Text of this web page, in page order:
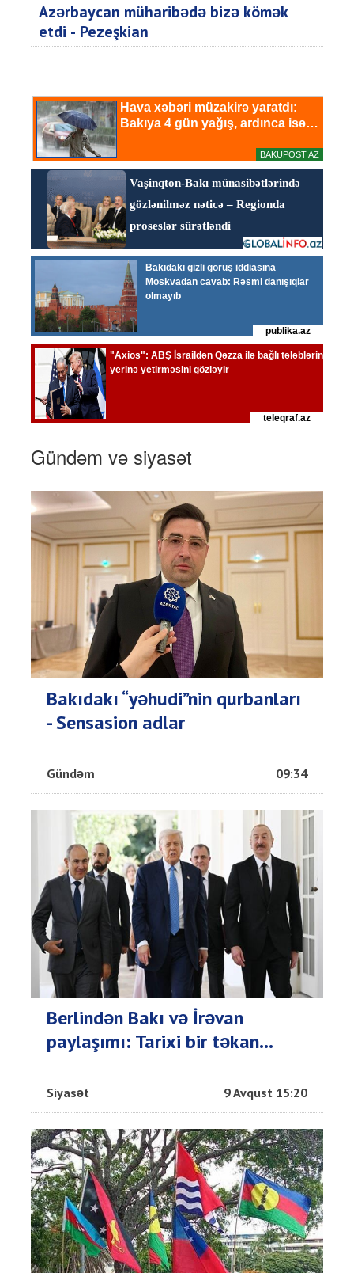
Azərbaycan müharibədə bizə kömək
etdi - Pezeşkian
Gündəm və siyasət
Bakıdakı “yəhudi”nin qurbanları
- Sensasion adlar
Gündəm 09:34
Berlindən Bakı və İrəvan
paylaşımı: Tarixi bir təkan...
Siyasət 9 Avqust 15:20